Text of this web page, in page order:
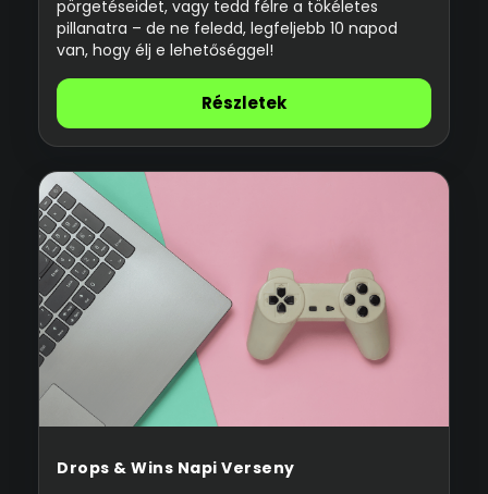
pörgetéseidet, vagy tedd félre a tökéletes
pillanatra – de ne feledd, legfeljebb 10 napod
van, hogy élj e lehetőséggel!
Részletek
Drops & Wins Napi Verseny